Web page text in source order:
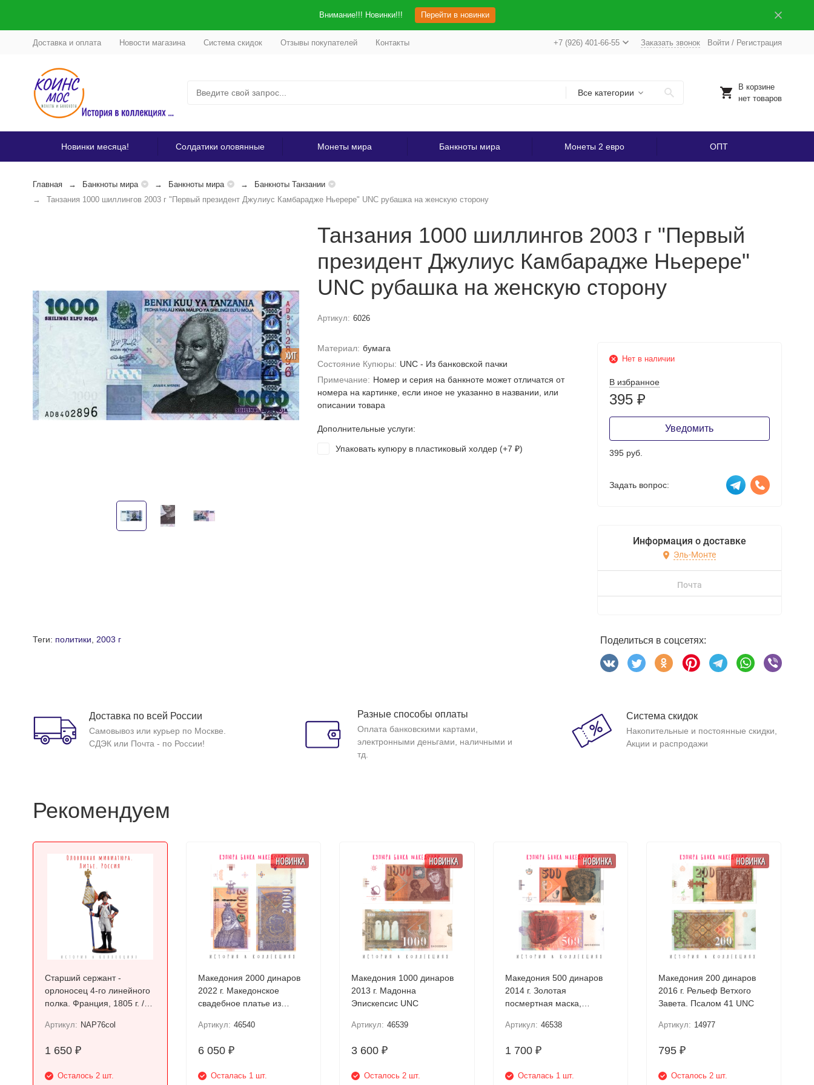
Внимание!!! Новинки!!! Перейти в новинки
Доставка и оплата Новости магазина Система скидок Отзывы покупателей Контакты +7 (926) 401-66-55 Заказать звонок Войти/ Регистрация
Все категории
В корзине
нет товаров
Новинки месяца! Солдатики оловянные Монеты мира Банкноты мира Монеты 2 евро ОПТ
Главная Банкноты мира Банкноты мира
Банкноты Танзании
Танзания 1000 шиллингов 2003 г "Первый президент Джулиус Камбарадже Ньерере" UNC рубашка на женскую сторону
ХИТ
Танзания 1000 шиллингов 2003 г "Первый
президент Джулиус Камбарадже Ньерере"
UNC рубашка на женскую сторону
Артикул: 6026
Материал: бумага
Состояние Купюры: UNC - Из банковской пачки
Примечание: Номер и серия на банкноте может отличатся от
номера на картинке, если иное не указанно в названии, или
описании товара
Дополнительные услуги:
Упаковать купюру в пластиковый холдер (+7 ₽)
Нет в наличии
В избранное
395 ₽
Уведомить
395 руб.
Задать вопрос:
Информация о доставке
Эль-Монте
Почта
Теги: политики 2003 г Поделиться в соцсетях:
Доставка по всей России
Самовывоз или курьер по Москве.
СДЭК или Почта - по России!
Разные способы оплаты
Оплата банковскими картами,
электронными деньгами, наличными и
тд.
Система скидок
Накопительные и постоянные скидки,
Акции и распродажи
Рекомендуем
Старший сержант -
орлоносец 4-го линейного
полка. Франция, 1805 г. /
солдатик
Артикул: NAP76col
1 650 ₽
Осталось 2 шт.
НОВИНКА
Македония 2000 динаров
2022 г. Македонское
свадебное платье из
Артикул: 46540
6 050 ₽
Осталась 1 шт.
НОВИНКА
Македония 1000 динаров
2013 г. Мадонна
Эпискепсис UNC
Артикул: 46539
3 600₽
Осталось 2 шт.
НОВИНКА
Македония 500 динаров
2014 г. Золотая
посмертная маска,
Артикул: 46538
1 700 ₽
Осталась 1 шт.
НОВИНКА
Македония 200 динаров
2016 г. Рельеф Ветхого
Завета. Псалом 41 UNC
Артикул: 14977
795₽
Осталось 2 шт.